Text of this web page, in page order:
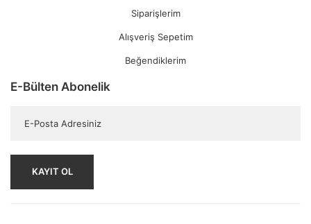
Siparişlerim
Alışveriş Sepetim
Beğendiklerim
E-Bülten Abonelik
KAYIT OL